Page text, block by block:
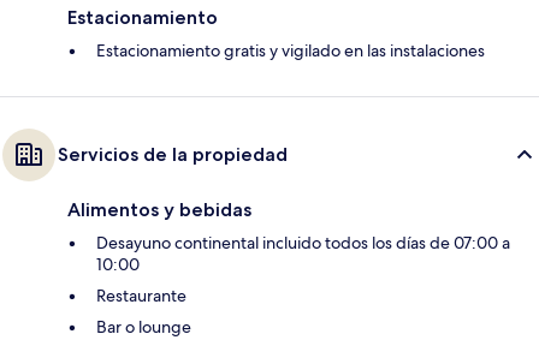
Estacionamiento
Estacionamiento gratis y vigilado en las instalaciones
Servicios de la propiedad
Alimentos y bebidas
Desayuno continental incluido todos los días de 07:00 a
10:00
Restaurante
Bar o lounge